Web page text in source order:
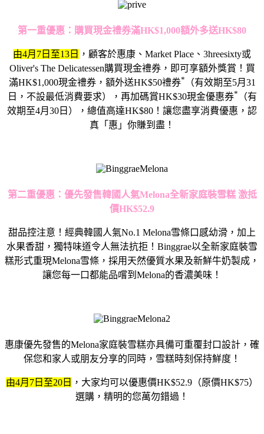
第一重優惠：購買現金禮券滿HK$1,000額外多送HK$80
由4月7日至13日 ，顧客於惠康、Market Place、3hreesixty或
Oliver's The Delicatessen購買現金禮券，即可享額外獎賞！買
滿HK$1,000現金禮券，額外送HK$50禮券* （有效期至5月31
日，不設最低消費要求），再加碼賞HK$30現金優惠券* （有
效期至4月30日），總值高達HK$80！讓您盡享消費優惠，認
真「惠」你賺到盡！
第二重優惠：優先發售韓國人氣Melona全新家庭裝雪糕 激抵
價HK$52.9
甜品控注意！經典韓國人氣No.1 Melona雪條口感幼滑，加上
水果香甜，獨特味道令人無法抗拒！Binggrae以全新家庭裝雪
糕形式重現Melona雪條，採用天然優質水果及新鮮牛奶製成，
讓您每一口都能品嚐到Melona的香濃美味！
惠康優先發售的Melona家庭裝雪糕亦具備可重覆封口設計，確
保您和家人或朋友分享的同時，雪糕時刻保持鮮度！
由4月7日至20日 ，大家均可以優惠價HK$52.9（原價HK$75）
選購，精明的您萬勿錯過！